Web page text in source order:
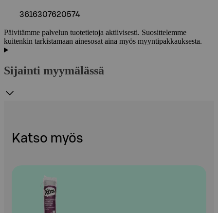
3616307620574
Päivitämme palvelun tuotetietoja aktiivisesti. Suosittelemme
kuitenkin tarkistamaan ainesosat aina myös myyntipakkauksesta.
Sijainti myymälässä
Katso myös